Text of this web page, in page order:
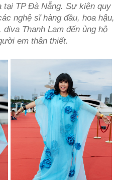
tại TP Đà Nẵng. Sự kiện quy
nghệ sĩ hàng đầu, hoa hậu,
Thanh Lam đến ủng hộ
em thân thiết.